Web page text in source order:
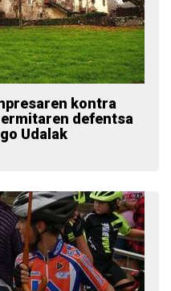
kontra
defentsa
Udalak